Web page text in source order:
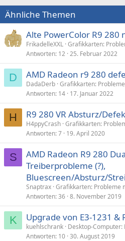
Ähnliche Themen
Alte PowerColor R9 280
FrikadelleXXL Grafikkarten:
Antworten 12 25. Februar 2022
D AMD Radeon r9 280
DadaDerb Grafikkarten:
Antworten 14 17. Januar 2022
H R9 280 VR Absturz/
H4ppyCrash Grafikkarten:
Antworten 7 19. April 2020
S
AMD Radeon R9 280
Treiberprobleme (?),
Bluescreen/Absturz/
Snaptrax Grafikkarten: Probleme
Antworten 36 8. November 2019
K Upgrade von E3-1231 &
kuehlschrank Desktop-Computer:
Antworten 10 30. August 2019